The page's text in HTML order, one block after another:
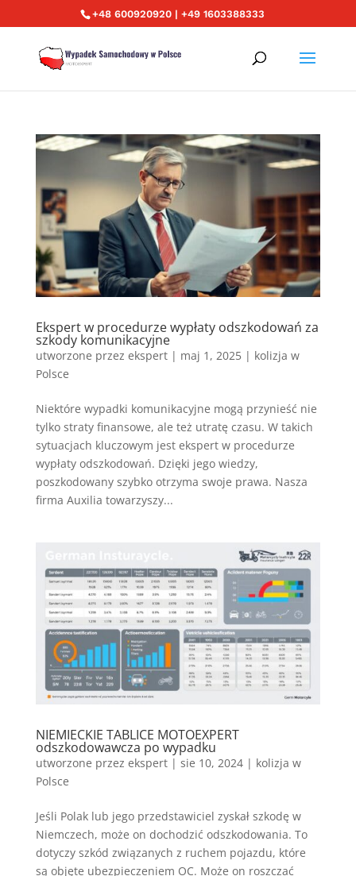
+48 600920920 | +49 1603388333
Ekspert w procedurze wypłaty odszkodowań za
szkody komunikacyjne
utworzone przez ekspert| maj 1, 2025| kolizja w
Polsce
Niektóre wypadki komunikacyjne mogą przynieść nie
tylko straty finansowe, ale też utratę czasu. W takich
sytuacjach kluczowym jest ekspert w procedurze
wypłaty odszkodowań. Dzięki jego wiedzy,
poszkodowany szybko otrzyma swoje prawa. Nasza
firma Auxilia towarzyszy...
NIEMIECKIE TABLICE MOTOEXPERT
odszkodowawcza po wypadku
utworzone przez ekspert| sie 10, 2024| kolizja w
Polsce
Jeśli Polak lub jego przedstawiciel zyskał szkodę w
Niemczech, może on dochodzić odszkodowania. To
dotyczy szkód związanych z ruchem pojazdu, które
są objęte ubezpieczeniem OC. Może on roszczać